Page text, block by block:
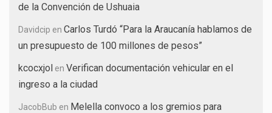
de la Convención de Ushuaia
Davidcip en Carlos Turdó “Para la Araucanía hablamos de
un presupuesto de 100 millones de pesos”
kcocxjol en Verifican documentación vehicular en el
ingreso a la ciudad
JacobBub en Melella convoco a los gremios para